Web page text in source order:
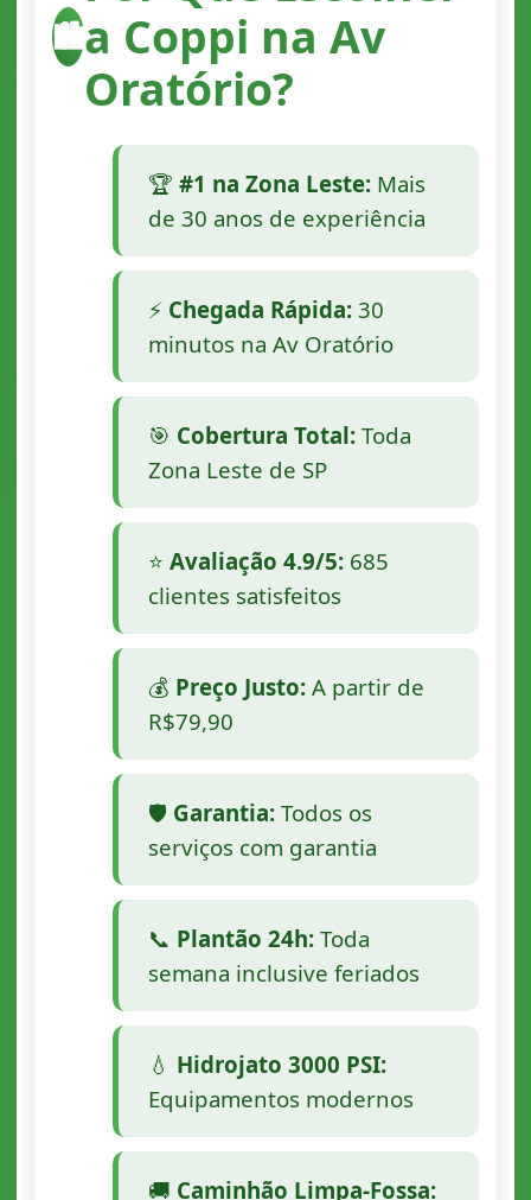
🏙️a Coppi na Av
Oratório?
🏆 #1 na Zona Leste:Mais
de 30 anos de experiência
⚡ Chegada Rápida:30
minutos na Av Oratório
🎯 Cobertura Total:Toda
Zona Leste de SP
⭐ Avaliação 4.9/5:685
clientes satisfeitos
💰 Preço Justo:A partir de
R$79,90
🛡️ Garantia:Todos os
serviços com garantia
📞 Plantão 24h:Toda
semana inclusive feriados
💧 Hidrojato 3000 PSI:
Equipamentos modernos
🚚 Caminhão Limpa-Fossa: